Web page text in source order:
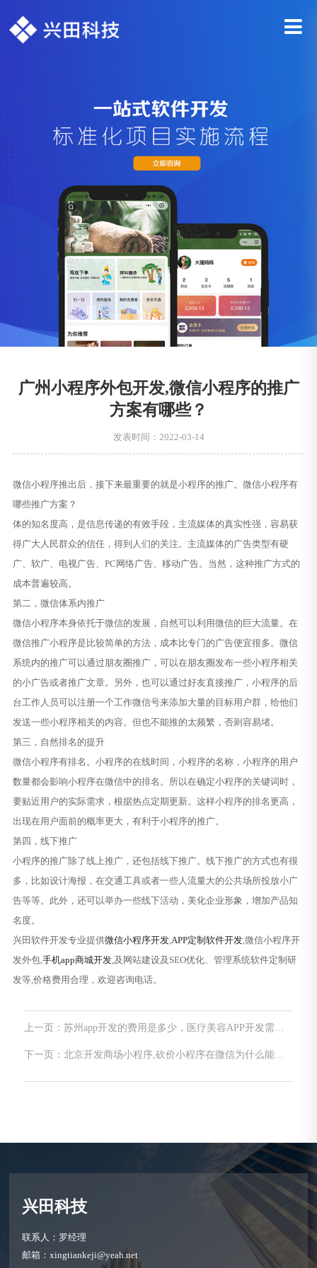
广州小程序外包开发,微信小程序的推广
方案有哪些？
发表时间：2022-03-14
微信小程序推出后，接下来最重要的就是小程序的推广。微信小程序有
哪些推广方案？
体的知名度高，是信息传递的有效手段，主流媒体的真实性强，容易获
得广大人民群众的信任，得到人们的关注。主流媒体的广告类型有硬
广、软广、电视广告、PC网络广告、移动广告。当然，这种推广方式的
成本普遍较高。
第二，微信体系内推广
微信小程序本身依托于微信的发展，自然可以利用微信的巨大流量。在
微信推广小程序是比较简单的方法，成本比专门的广告便宜很多。微信
系统内的推广可以通过朋友圈推广，可以在朋友圈发布一些小程序相关
的小广告或者推广文章。另外，也可以通过好友直接推广，小程序的后
台工作人员可以注册一个工作微信号来添加大量的目标用户群，给他们
发送一些小程序相关的内容。但也不能推的太频繁，否则容易堵。
第三，自然排名的提升
微信小程序有排名。小程序的在线时间，小程序的名称，小程序的用户
数量都会影响小程序在微信中的排名。所以在确定小程序的关键词时，
要贴近用户的实际需求，根据热点定期更新。这样小程序的排名更高，
出现在用户面前的概率更大，有利于小程序的推广。
第四，线下推广
小程序的推广除了线上推广，还包括线下推广。线下推广的方式也有很
多，比如设计海报，在交通工具或者一些人流量大的公共场所投放小广
告等等。此外，还可以举办一些线下活动，美化企业形象，增加产品知
名度。
兴田软件开发专业提供微信小程序开发, APP定制软件开发,微信小程序开
发外包, 手机app商城开发,及网站建设及SEO优化、管理系统软件定制研
发等,价格费用合理，欢迎咨询电话。
上一页：苏州app开发的费用是多少，医疗美容APP开发需要
解决哪些问题？
下一页：北京开发商场小程序,砍价小程序在微信为什么能
兴田科技
联系人：罗经理
邮箱：xingtiankeji@yeah.net